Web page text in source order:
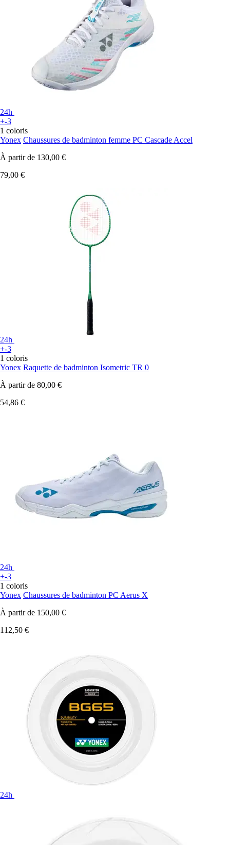
24h
+-3
1 coloris
Yonex Chaussures de badminton femme PC Cascade Accel
À partir de 130,00 €
79,00 €
24h
+-3
1 coloris
Yonex Raquette de badminton Isometric TR 0
À partir de 80,00 €
54,86 €
24h
+-3
1 coloris
Yonex Chaussures de badminton PC Aerus X
À partir de 150,00 €
112,50 €
24h